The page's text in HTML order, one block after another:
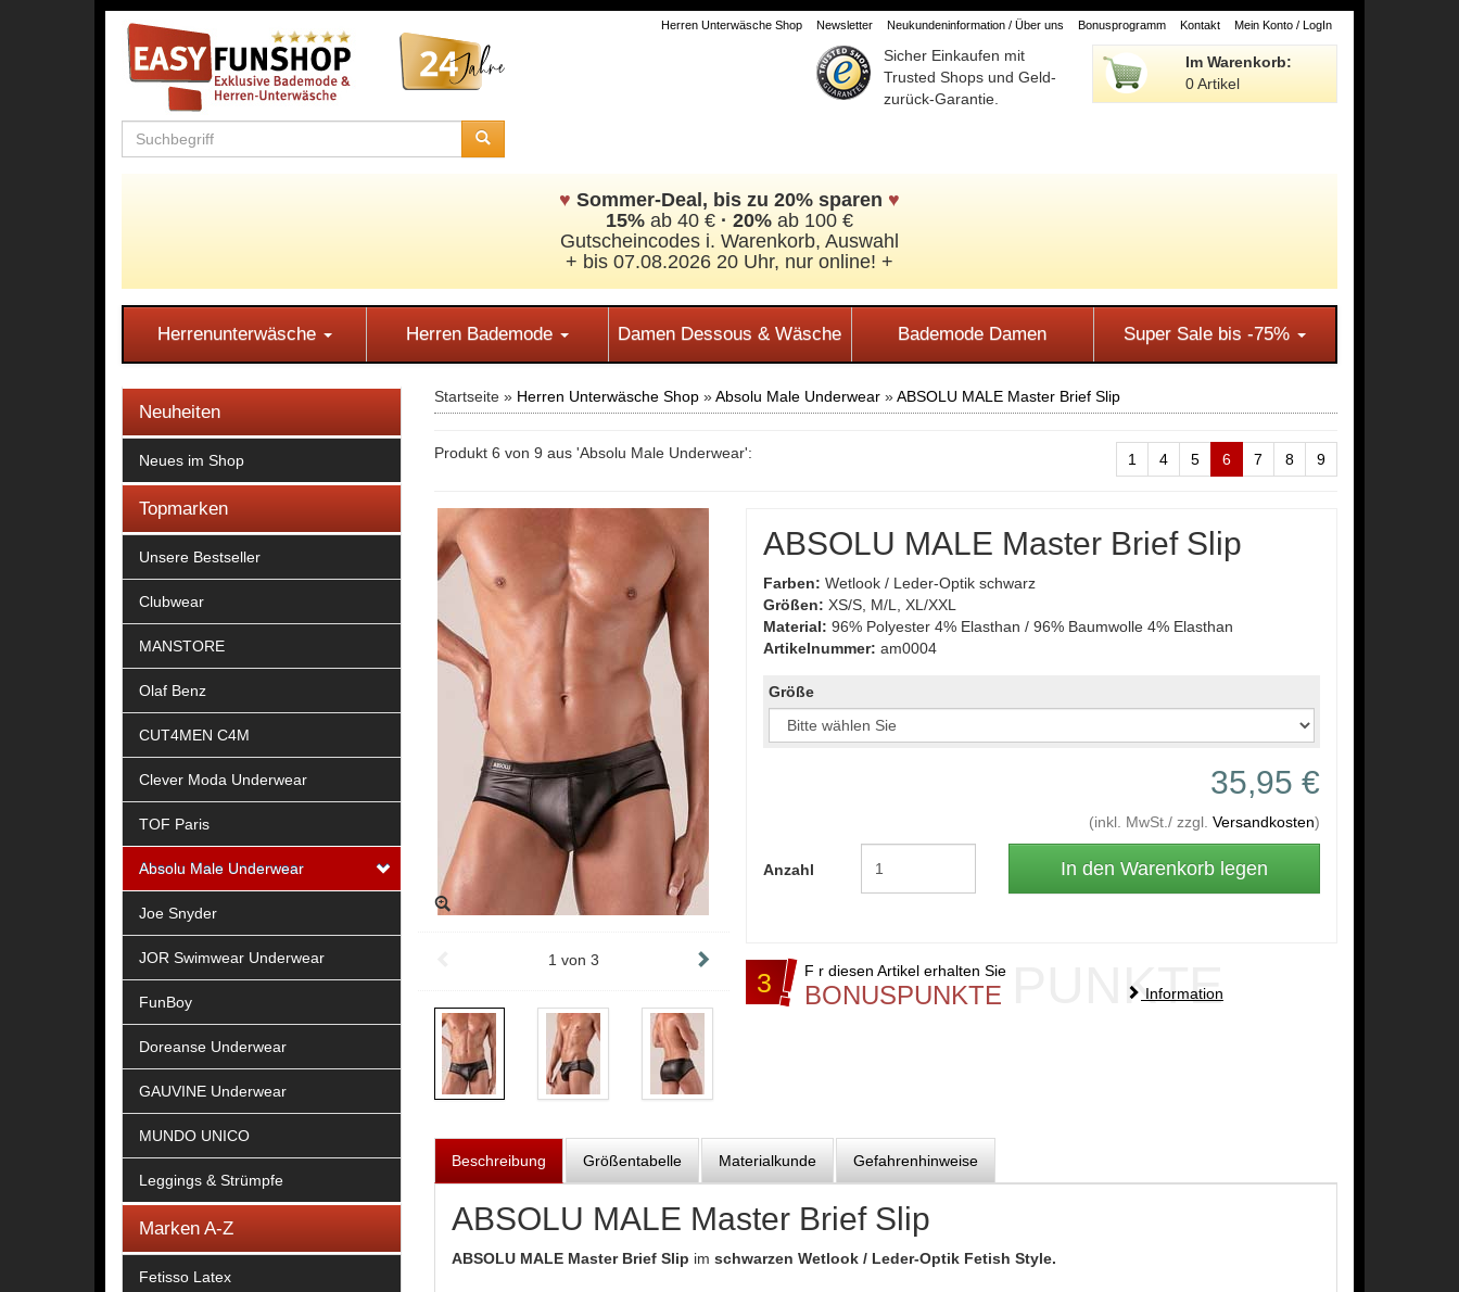
Herren Unterwäsche Shop Newsletter Neukundeninformation / Über uns Bonusprogramm Kontakt Mein Konto / LogIn
Sicher Einkaufen mit
Trusted Shops und Geld-
zurück-Garantie.
Im Warenkorb:
0 Artikel
♥ Sommer-Deal, bis zu 20% sparen ♥
15% ab 40 € · 20% ab 100 €
Gutscheincodes i. Warenkorb, Auswahl
+ bis 07.08.2026 20 Uhr, nur online! +
Herrenunterwäsche Herren Bademode Damen Dessous & Wäsche Bademode Damen Super Sale bis -75%
Neuheiten
Neues im Shop
Topmarken
Unsere Bestseller
Clubwear
MANSTORE
Olaf Benz
CUT4MEN C4M
Clever Moda Underwear
TOF Paris
Absolu Male Underwear
Joe Snyder
JOR Swimwear Underwear
FunBoy
Doreanse Underwear
GAUVINE Underwear
MUNDO UNICO
Leggings & Strümpfe
Marken A-Z
Fetisso Latex
Startseite » Herren Unterwäsche Shop »Absolu Male Underwear»ABSOLU MALE Master Brief Slip
Produkt 6 von 9 aus 'Absolu Male Underwear': 1 4 5 6 7 8 9
1 von 3
ABSOLU MALE Master Brief Slip
Farben: Wetlook / Leder-Optik schwarz
Größen: XS/S, M/L, XL/XXL
Material: 96% Polyester 4% Elasthan / 96% Baumwolle 4% Elasthan
Artikelnummer: am0004
Größe
35,95 €
(inkl. MwSt./ zzgl. Versandkosten)
Anzahl
3 F r diesen Artikel erhalten Sie
BONUSPUNKTE PUNKTE
Information
Beschreibung Größentabelle Materialkunde Gefahrenhinweise
ABSOLU MALE Master Brief Slip
ABSOLU MALE Master Brief Slip im schwarzen Wetlook / Leder-Optik Fetish Style.